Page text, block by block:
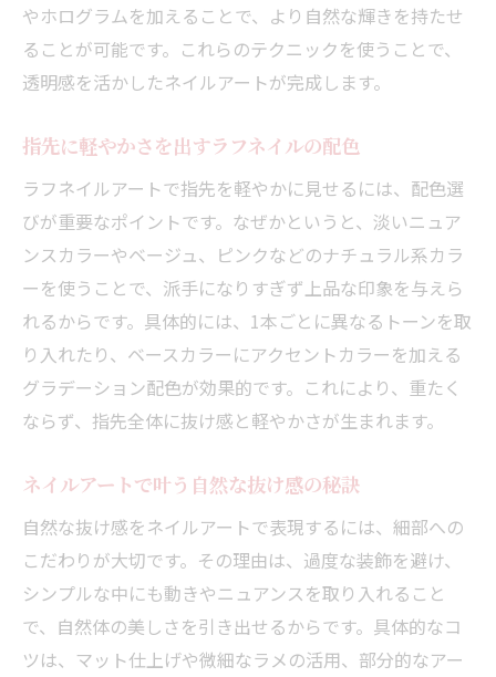
やホログラムを加えることで、より自然な輝きを持たせ
ることが可能です。これらのテクニックを使うことで、
透明感を活かしたネイルアートが完成します。
指先に軽やかさを出すラフネイルの配色
ラフネイルアートで指先を軽やかに見せるには、配色選
びが重要なポイントです。なぜかというと、淡いニュア
ンスカラーやベージュ、ピンクなどのナチュラル系カラ
ーを使うことで、派手になりすぎず上品な印象を与えら
れるからです。具体的には、1本ごとに異なるトーンを取
り入れたり、ベースカラーにアクセントカラーを加える
グラデーション配色が効果的です。これにより、重たく
ならず、指先全体に抜け感と軽やかさが生まれます。
ネイルアートで叶う自然な抜け感の秘訣
自然な抜け感をネイルアートで表現するには、細部への
こだわりが大切です。その理由は、過度な装飾を避け、
シンプルな中にも動きやニュアンスを取り入れること
で、自然体の美しさを引き出せるからです。具体的なコ
ツは、マット仕上げや微細なラメの活用、部分的なアー